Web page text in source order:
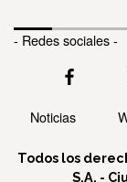
- Redes sociales -
Noticias
Todos los
S.A. -